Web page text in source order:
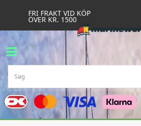
FRI FRAKT VID KÖP
ÖVER KR. 1500